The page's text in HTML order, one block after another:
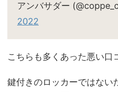
アンバサダー
2022
こちらも多くあった悪い口
鍵付きのロッカーではない